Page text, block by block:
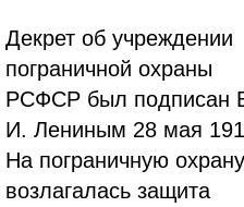
Декрет об учреждении
пограничной охраны
РСФСР был подписан
И. Лениным 28 мая
На пограничную охрану
возлагалась защита